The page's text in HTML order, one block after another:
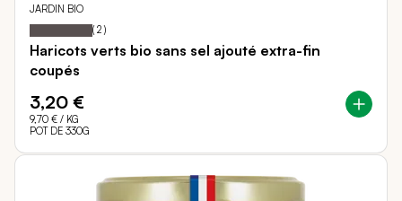
JARDIN BIO
Notation: 100
% of
( 2 )
Haricots verts bio sans sel ajouté extra-fin
coupés
3,20 €
9,70 € / KG
POT DE 330G